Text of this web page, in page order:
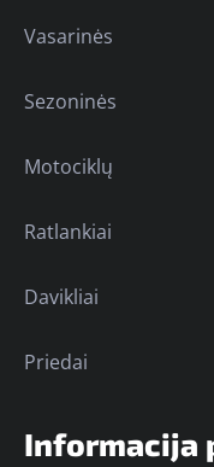
Vasarinės
Sezoninės
Motociklų
Ratlankiai
Davikliai
Priedai
Informacija